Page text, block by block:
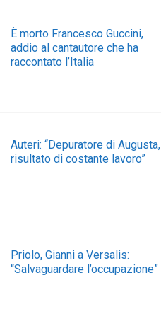
È morto Francesco Guccini,
addio al cantautore che ha
raccontato l’Italia
Auteri: “Depuratore di Augusta,
risultato di costante lavoro”
Priolo, Gianni a Versalis:
“Salvaguardare l’occupazione”